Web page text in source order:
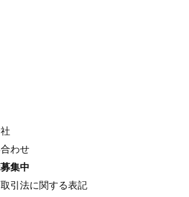
わせ
集中
引法に関する表記